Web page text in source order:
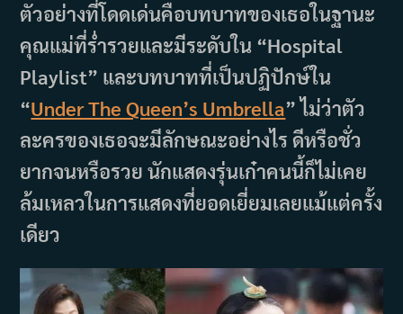
ตัวอย่างที่โดดเด่นคือบทบาทของเธอในฐานะ
คุณแม่ที่ร่ำรวยและมีระดับใน “Hospital
Playlist” และบทบาทที่เป็นปฏิปักษ์ใน
“Under The Queen’s Umbrella” ไม่ว่าตัว
ละครของเธอจะมีลักษณะอย่างไร ดีหรือชั่ว
ยากจนหรือรวย นักแสดงรุ่นเก๋าคนนี้ก็ไม่เคย
ล้มเหลวในการแสดงที่ยอดเยี่ยมเลยแม้แต่ครั้ง
เดียว